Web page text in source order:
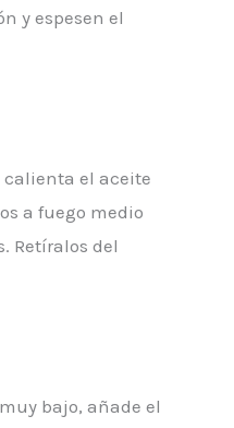
y espesen el
el aceite
a fuego medio
Retíralos del
bajo, añade el